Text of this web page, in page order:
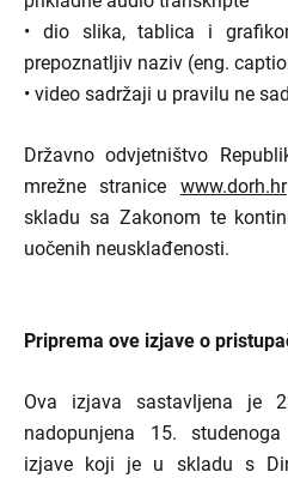
• dio slika, tablica i
prepoznatljiv naziv (eng.
• video sadržaji u pravilu ne
Državno odvjetništvo
mrežne stranice www.dorh.hr
skladu sa Zakonom te
uočenih neusklađenosti.
Priprema ove izjave o
Ova izjava sastavljena je
nadopunjena 15.
izjave koji je u skladu s